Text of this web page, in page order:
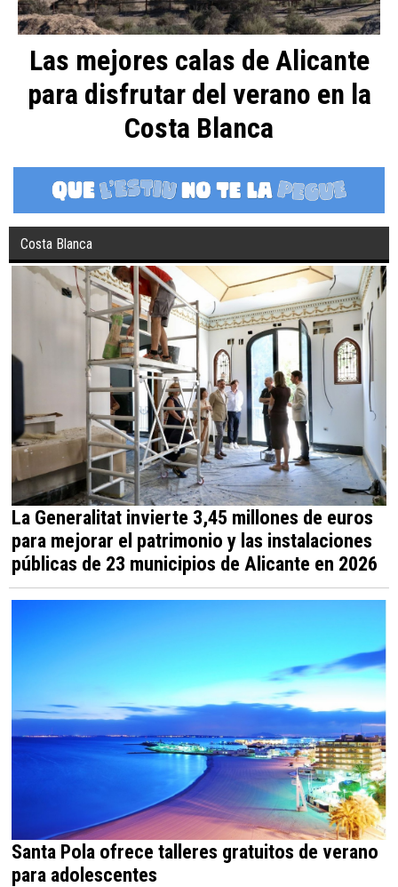
Las mejores calas de Alicante
para disfrutar del verano en la
Costa Blanca
Costa Blanca
La Generalitat invierte 3,45 millones de euros
para mejorar el patrimonio y las instalaciones
públicas de 23 municipios de Alicante en 2026
Santa Pola ofrece talleres gratuitos de verano
para adolescentes